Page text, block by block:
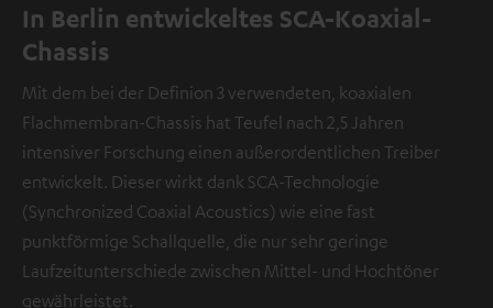
In Berlin entwickeltes SCA-Koaxial-
Chassis
Mit dem bei der Definion 3 verwendeten, koaxialen
Flachmembran-Chassis hat Teufel nach 2,5 Jahren
intensiver Forschung einen außerordentlichen Treiber
entwickelt. Dieser wirkt dank SCA-Technologie
(Synchronized Coaxial Acoustics) wie eine fast
punktförmige Schallquelle, die nur sehr geringe
Laufzeitunterschiede zwischen Mittel- und Hochtöner
gewährleistet.